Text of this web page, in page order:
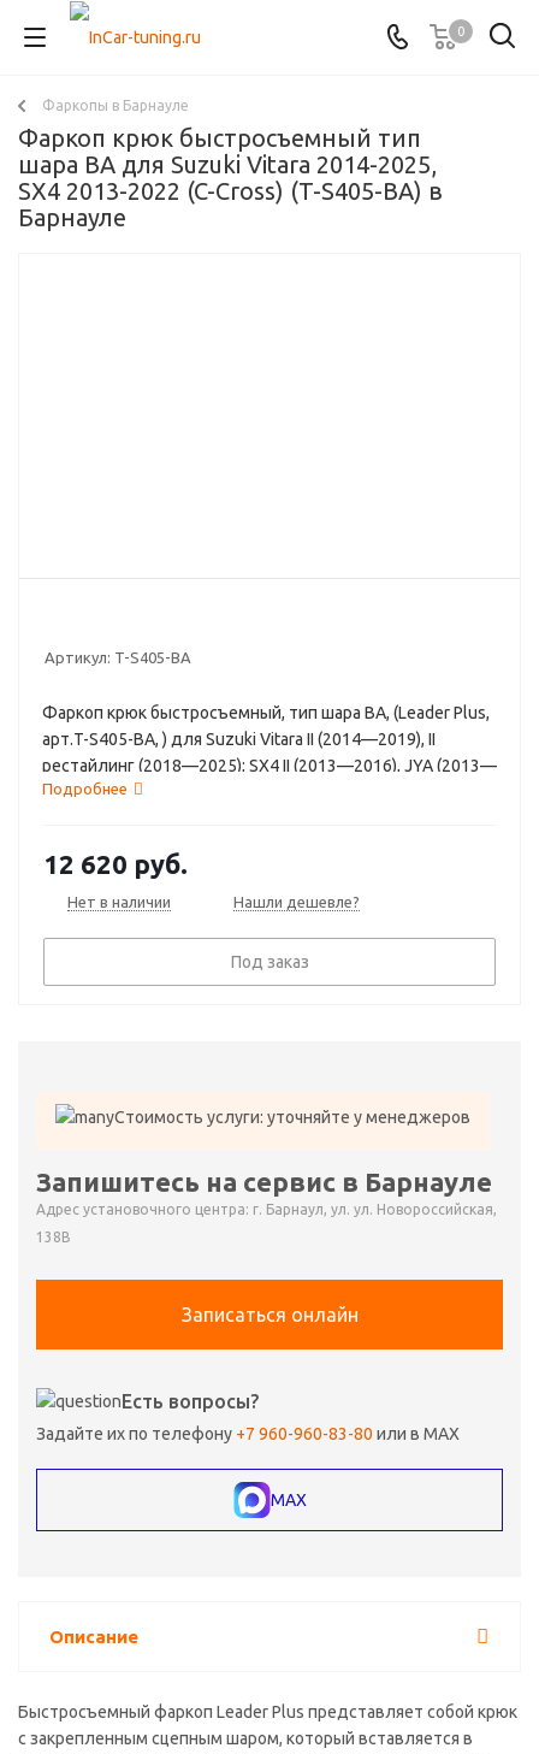
0
Фаркопы в Барнауле
Фаркоп крюк быстросъемный тип
шара BA для Suzuki Vitara 2014-2025,
SX4 2013-2022 (C-Cross) (T-S405-BA) в
Барнауле
Артикул: T-S405-BA
Фаркоп крюк быстросъемный, тип шара BA, (Leader Plus,
арт.T-S405-BA, ) для Suzuki Vitara II (2014—2019), II
рестайлинг (2018—2025); SX4 II (2013—2016), JYA (2013—
2016), II рестайлинг (2016—2022), JYA рестайлинг (2016
Подробнее
12 620 руб.
Нет в наличии Нашли дешевле?
Под заказ
Стоимость услуги: уточняйте у менеджеров
Запишитесь на сервис в Барнауле
Адрес установочного центра: г. Барнаул, ул. ул. Новороссийская,
138В
Записаться онлайн
Есть вопросы?
Задайте их по телефону +7 960-960-83-80 или в MAX
MAX
Описание
Быстросъемный фаркоп Leader Plus представляет собой крюк
с закрепленным сцепным шаром, который вставляется в